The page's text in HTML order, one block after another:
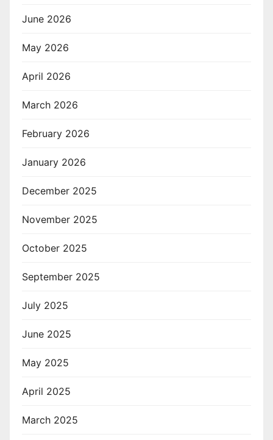
June 2026
May 2026
April 2026
March 2026
February 2026
January 2026
December 2025
November 2025
October 2025
September 2025
July 2025
June 2025
May 2025
April 2025
March 2025